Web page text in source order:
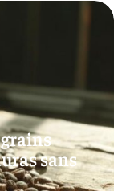
grains
sans